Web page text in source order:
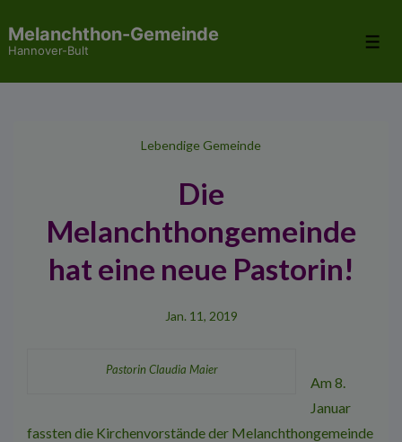
Zum
Melanchthon-Gemeinde
Hannover-Bult
Lebendige Gemeinde
Die
Melanchthongemeinde
hat eine neue Pastorin!
Jan. 11, 2019
Pastorin Claudia Maier
Am 8.
Januar
fassten die Kirchenvorstände der Melanchthongemeinde